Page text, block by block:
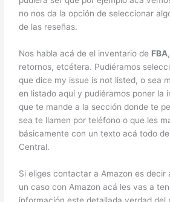
no nos da la opción de seleccionar
de las reseñas.
Nos habla acá de el inventario de FBA
retornos, etcétera. Pudiéramos
que dice my issue is not listed, o sea
en listado aquí y pudiéramos poner la
que te mande a la sección donde te
sea te llamen por teléfono o que les
básicamente con un texto acá todo
Central.
Si eliges contactar a Amazon es decir
un caso con Amazon acá les vas a
información este detallada verdad del